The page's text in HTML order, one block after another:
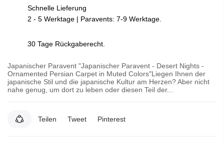
Schnelle Lieferung
2 - 5 Werktage | Paravents: 7-9 Werktage.
30 Tage Rückgaberecht.
Japanischer Paravent "Japanischer Paravent - Desert Nights -
Ornamented Persian Carpet in Muted Colors"Liegen Ihnen der
japanische Stil und die japanische Kultur am Herzen? Aber nicht
nahe genug, um dort zu leben oder diesen Teil der...
Teilen Tweet Pinterest